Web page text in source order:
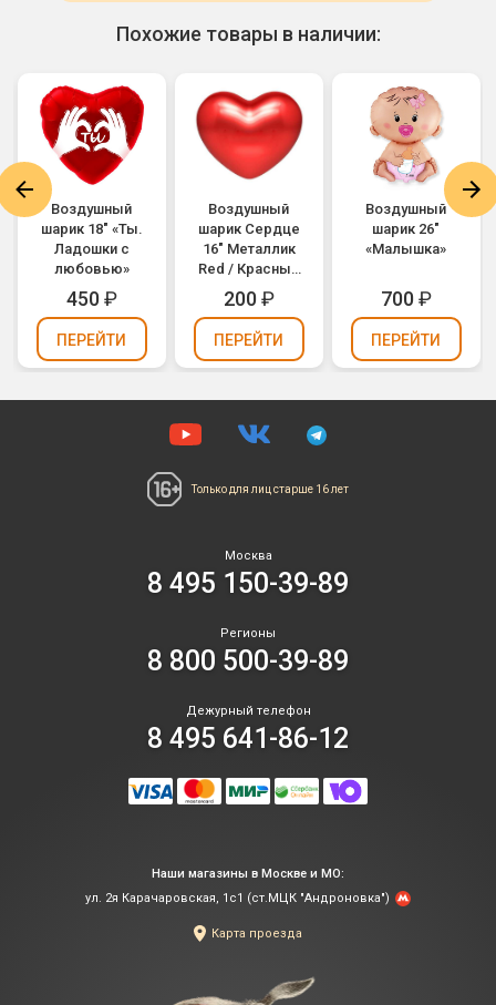
Похожие товары в наличии:
Воздушный
шарик 18" «Ты.
Ладошки с
любовью»
450₽
ПЕРЕЙТИ
Воздушный
шарик Сердце
16" Металлик
Red / Красный
(1105-0149)
200₽
ПЕРЕЙТИ
Воздушный
шарик 26"
«Малышка»
700₽
ПЕРЕЙТИ
Только для лиц старше 16 лет
Москва
8 495 150-39-89
Регионы
8 800 500-39-89
Дежурный телефон
8 495 641-86-12
Наши магазины в Москве и МО:
ул. 2я Карачаровская, 1с1 (ст.МЦК "Андроновка")
Карта проезда